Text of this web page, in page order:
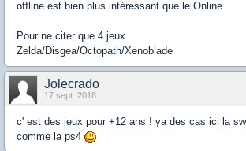
offline est bien plus intéressant que le Online.
Pour ne citer que 4 jeux.
Zelda/Disgea/Octopath/Xenoblade
Jolecrado
17 sept. 2018
c' est des jeux pour +12 ans ! ya des cas ici la
comme la ps4